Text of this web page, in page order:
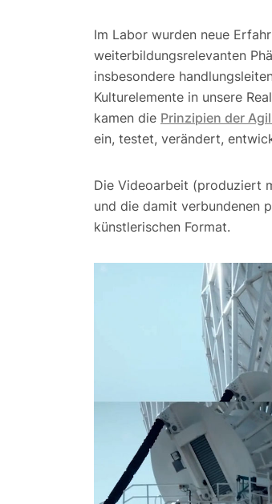
Im Labor wurden neue
weiterbildungsrelevanten
insbesondere
Kulturelemente in unsere
kamen die Prinzipien der
ein, testet, verändert,
Die Videoarbeit (produziert
und die damit verbundenen
künstlerischen Format.